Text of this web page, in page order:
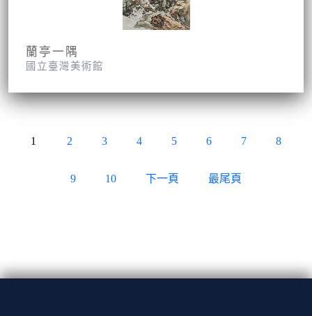
蘭亭一隅
國立臺灣美術館
1 2 3 4 5 6 7 8
9 10 下一頁 最尾頁